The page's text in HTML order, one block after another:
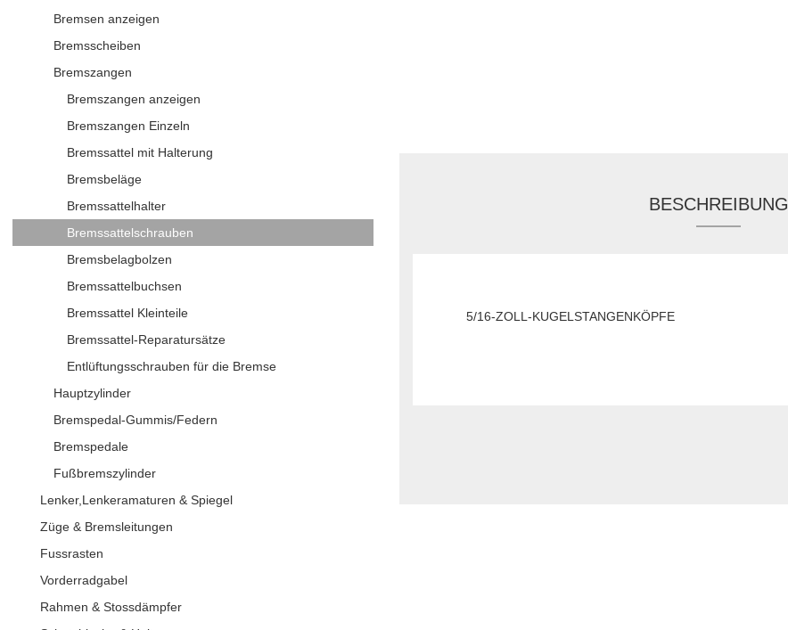
BESCHREIBUNG
5/16-ZOLL-KUGELSTANGENKÖPFE
Bremsen anzeigen
Bremsscheiben
Bremszangen
Bremszangen anzeigen
Bremszangen Einzeln
Bremssattel mit Halterung
Bremsbeläge
Bremssattelhalter
Bremssattelschrauben
Bremsbelagbolzen
Bremssattelbuchsen
Bremssattel Kleinteile
Bremssattel-Reparatursätze
Entlüftungsschrauben für die Bremse
Hauptzylinder
Bremspedal-Gummis/Federn
Bremspedale
Fußbremszylinder
Lenker,Lenkeramaturen & Spiegel
Züge & Bremsleitungen
Fussrasten
Vorderradgabel
Rahmen & Stossdämpfer